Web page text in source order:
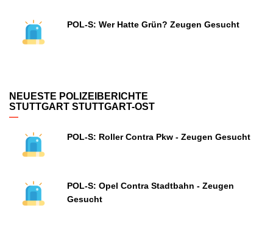
POL-S: Wer Hatte Grün? Zeugen Gesucht
NEUESTE POLIZEIBERICHTE
STUTTGART STUTTGART-OST
POL-S: Roller Contra Pkw - Zeugen Gesucht
POL-S: Opel Contra Stadtbahn - Zeugen
Gesucht